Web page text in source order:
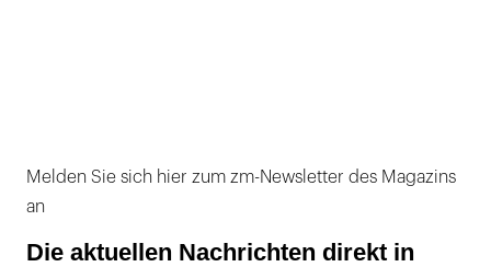
Melden Sie sich hier zum zm-Newsletter des Magazins
an
Die aktuellen Nachrichten direkt in